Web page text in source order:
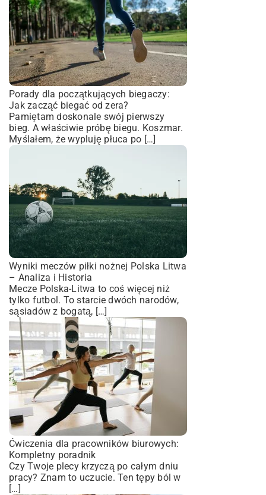
Porady dla początkujących biegaczy:
Jak zacząć biegać od zera?
Pamiętam doskonale swój pierwszy
bieg. A właściwie próbę biegu. Koszmar.
Myślałem, że wypluję płuca po […]
Wyniki meczów piłki nożnej Polska Litwa
– Analiza i Historia
Mecze Polska-Litwa to coś więcej niż
tylko futbol. To starcie dwóch narodów,
sąsiadów z bogatą, […]
Ćwiczenia dla pracowników biurowych:
Kompletny poradnik
Czy Twoje plecy krzyczą po całym dniu
pracy? Znam to uczucie. Ten tępy ból w
[…]